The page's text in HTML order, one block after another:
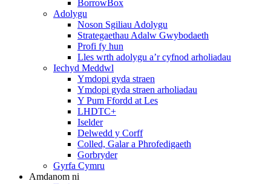
BorrowBox
Adolygu
Noson Sgiliau Adolygu
Strategaethau Adalw Gwybodaeth
Profi fy hun
Lles wrth adolygu a’r cyfnod arholiadau
Iechyd Meddwl
Ymdopi gyda straen
Ymdopi gyda straen arholiadau
Y Pum Ffordd at Les
LHDTC+
Iselder
Delwedd y Corff
Colled, Galar a Phrofedigaeth
Gorbryder
Gyrfa Cymru
Amdanom ni